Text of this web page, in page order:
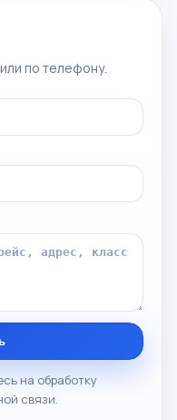
по телефону.
на обработку
связи.